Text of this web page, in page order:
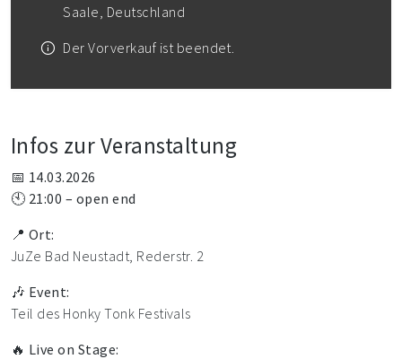
Saale, Deutschland
Der Vorverkauf ist beendet.
Infos zur Veranstaltung
📅 14.03.2026
🕙 21:00 – open end
📍 Ort:
JuZe Bad Neustadt, Rederstr. 2
🎶 Event:
Teil des Honky Tonk Festivals
🔥 Live on Stage: